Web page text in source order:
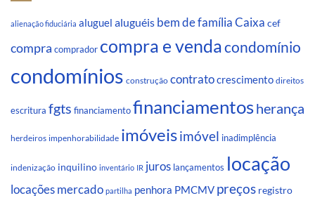
alienação fiduciária aluguel aluguéis bem de família Caixa cef
compra comprador compra e vendacondomínio
condomínios construção contratocrescimento direitos
escritura fgts financiamentofinanciamentosherança
herdeiros impenhorabilidade imóveisimóvel inadimplência
indenização inquilino inventário IR juros lançamentos locação
locações mercado partilha penhora PMCMV preços registro